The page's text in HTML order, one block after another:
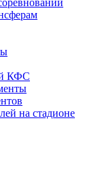
КФС
на стадионе